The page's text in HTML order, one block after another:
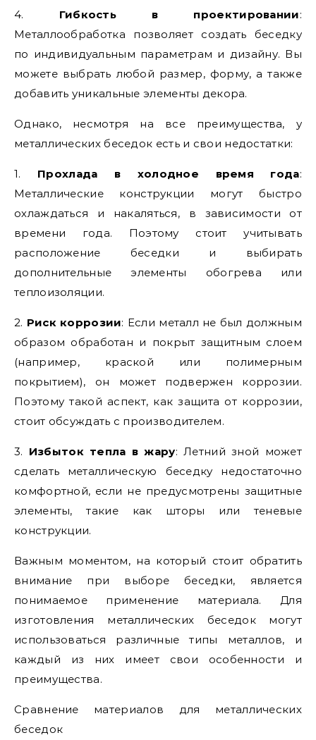
4. Гибкость в проектировании:
Металлообработка позволяет создать беседку
по индивидуальным параметрам и дизайну. Вы
можете выбрать любой размер, форму, а также
добавить уникальные элементы декора.
Однако, несмотря на все преимущества, у
металлических беседок есть и свои недостатки:
1. Прохлада в холодное время года:
Металлические конструкции могут быстро
охлаждаться и накаляться, в зависимости от
времени года. Поэтому стоит учитывать
расположение беседки и выбирать
дополнительные элементы обогрева или
теплоизоляции.
2. Риск коррозии: Если металл не был должным
образом обработан и покрыт защитным слоем
(например, краской или полимерным
покрытием), он может подвержен коррозии.
Поэтому такой аспект, как защита от коррозии,
стоит обсуждать с производителем.
3. Избыток тепла в жару: Летний зной может
сделать металлическую беседку недостаточно
комфортной, если не предусмотрены защитные
элементы, такие как шторы или теневые
конструкции.
Важным моментом, на который стоит обратить
внимание при выборе беседки, является
понимаемое применение материала. Для
изготовления металлических беседок могут
использоваться различные типы металлов, и
каждый из них имеет свои особенности и
преимущества.
Сравнение материалов для металлических
беседок